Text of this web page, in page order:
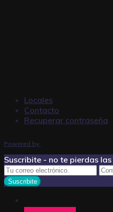
Locales
Contacto
Recuperar contraseña
Powered by
Suscribite - no te pierdas